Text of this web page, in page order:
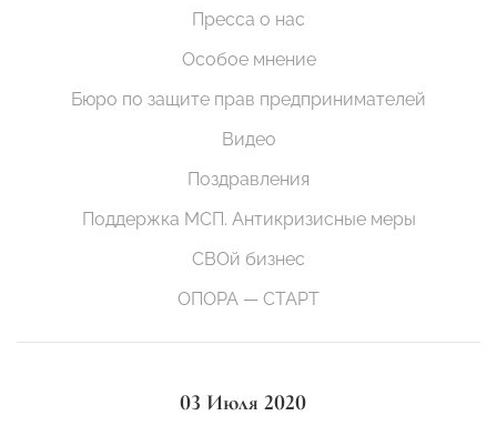
Пресса о нас
Особое мнение
Бюро по защите прав предпринимателей
Видео
Поздравления
Поддержка МСП. Антикризисные меры
СВОй бизнес
ОПОРА — СТАРТ
03 Июля 2020